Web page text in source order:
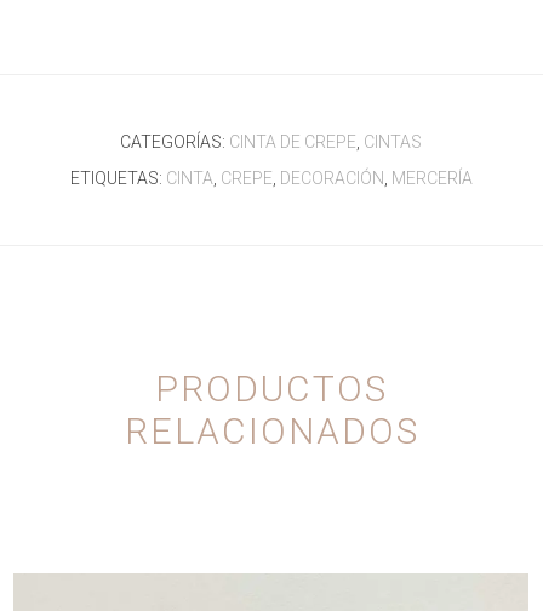
CATEGORÍAS: CINTA DE CREPE CINTAS
ETIQUETAS: CINTA CREPE DECORACIÓN MERCERÍA
PRODUCTOS
RELACIONADOS